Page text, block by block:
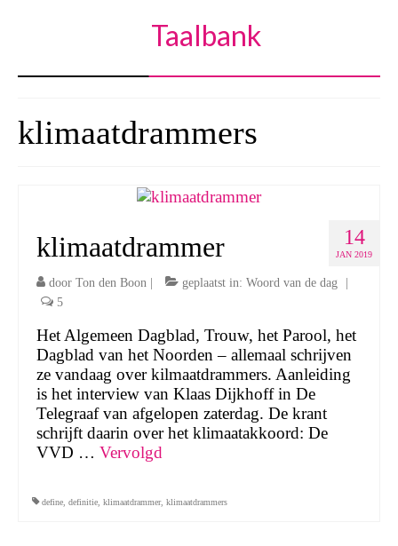
Taalbank
klimaatdrammers
14
JAN 2019
klimaatdrammer
door Ton den Boon | geplaatst in: Woord van de dag
|
5
Het Algemeen Dagblad, Trouw, het Parool, het
Dagblad van het Noorden – allemaal schrijven
ze vandaag over kilmaatdrammers. Aanleiding
is het interview van Klaas Dijkhoff in De
Telegraaf van afgelopen zaterdag. De krant
schrijft daarin over het klimaatakkoord: De
VVD … Vervolgd
define definitie klimaatdrammer, klimaatdrammers